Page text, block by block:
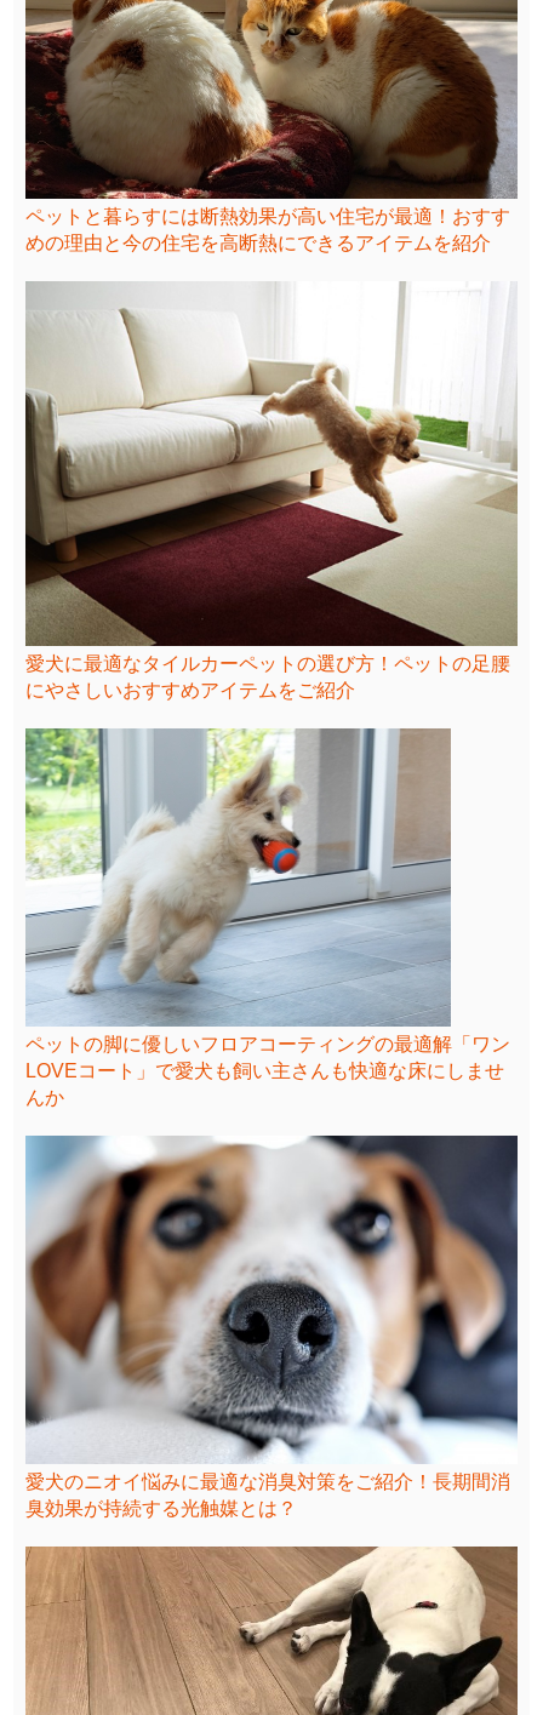
ペットと暮らすには断熱効果が高い住宅が最適！おすす
めの理由と今の住宅を高断熱にできるアイテムを紹介
愛犬に最適なタイルカーペットの選び方！ペットの足腰
にやさしいおすすめアイテムをご紹介
ペットの脚に優しいフロアコーティングの最適解「ワン
LOVEコート」で愛犬も飼い主さんも快適な床にしませ
んか
愛犬のニオイ悩みに最適な消臭対策をご紹介！長期間消
臭効果が持続する光触媒とは？